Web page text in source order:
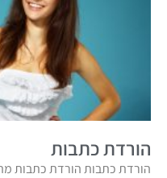
הורדת כתבות
הורדת כתבות הורדת כתבות